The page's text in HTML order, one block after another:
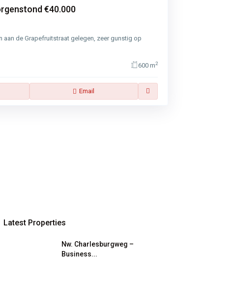
€40.000
aan de Grapefruitstraat gelegen, zeer gunstig op
600 m2
Email
Latest Properties
Nw. Charlesburgweg –
Business...